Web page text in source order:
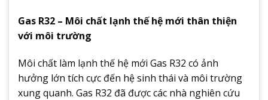
Gas R32 – Môi chất lạnh thế hệ mới thân thiện
với môi trường
Môi chất làm lạnh thế hệ mới Gas R32 có ảnh
hưởng lớn tích cực đến hệ sinh thái và môi trường
xung quanh. Gas R32 đã được các nhà nghiên cứu